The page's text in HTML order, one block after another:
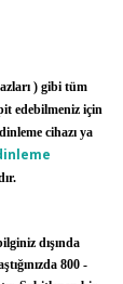
) gibi tüm
edebilmeniz için
cihazı ya
dışında
800 -